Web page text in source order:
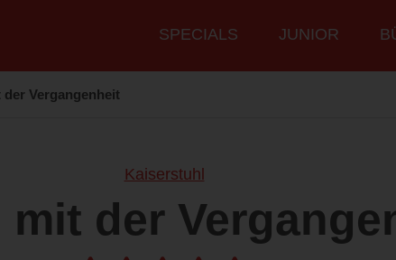
Hauptmenü
SPECIALS JUNIOR
der Vergangenheit
Kaiserstuhl
mit der